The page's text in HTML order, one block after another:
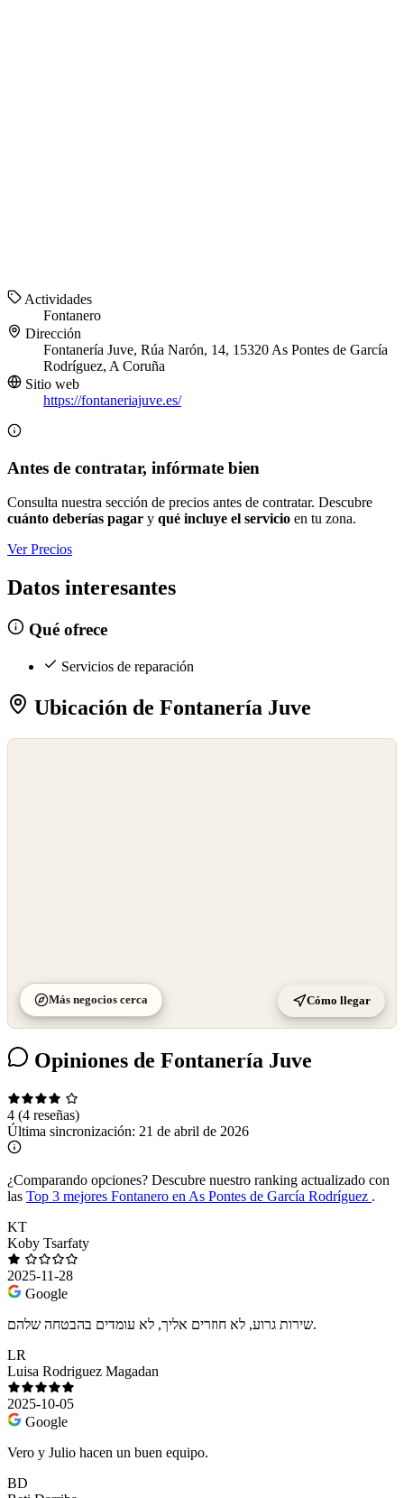
Actividades
Fontanero
Dirección
Fontanería Juve, Rúa Narón, 14, 15320 As Pontes de García
Rodríguez, A Coruña
Sitio web
https://fontaneriajuve.es/
Antes de contratar, infórmate bien
Consulta nuestra sección de precios antes de contratar. Descubre
cuánto deberías pagar y qué incluye el servicio en tu zona.
Ver Precios
Datos interesantes
Qué ofrece
Servicios de reparación
Ubicación de Fontanería Juve
Más negocios cerca Cómo llegar
Opiniones de Fontanería Juve
4 (4 reseñas)
Última sincronización: 21 de abril de 2026
¿Comparando opciones? Descubre nuestro ranking actualizado con
las Top 3 mejores Fontanero en As Pontes de García Rodríguez .
KT
Koby Tsarfaty
2025-11-28
Google
שירות גרוע, לא חוזרים אליך, לא עומדים בהבטחה שלהם.
LR
Luisa Rodriguez Magadan
2025-10-05
Google
Vero y Julio hacen un buen equipo.
BD